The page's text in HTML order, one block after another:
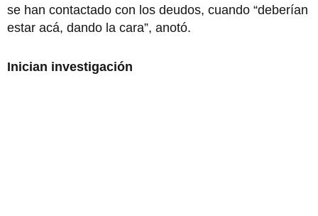
se han contactado con los deudos, cuando “deberían
estar acá, dando la cara”, anotó.
Inician investigación